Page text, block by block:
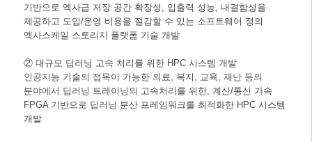
기반으로 엑사급 저장 공간 확장성, 입출력 성능, 내결함성을
제공하고 도입/운영 비용을 절감할 수 있는 소프트웨어 정의
엑사스케일 스토리지 플랫폼 기술 개발
② 대규모 딥러닝 고속 처리를 위한 HPC 시스템 개발
인공지능 기술의 접목이 가능한 의료, 복지, 교육, 재난 등의
분야에서 딥러닝 트레이닝의 고속처리를 위한, 계산/통신 가속
FPGA 기반으로 딥러닝 분산 프레임워크를 최적화한 HPC 시스템
개발